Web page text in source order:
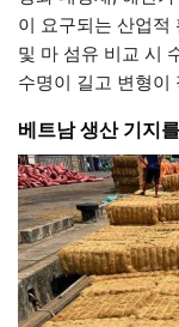
이 요구되는 산업적
및 마 섬유 비교 시
수명이 길고 변형이
베트남 생산 기지